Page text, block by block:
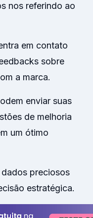
nos referindo ao
em contato
sobre
a marca.
enviar suas
de melhoria
um ótimo
preciosos
estratégica.